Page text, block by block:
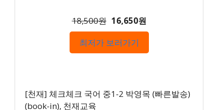
18,500원 16,650원
최저가 보러가기
[천재] 체크체크 국어 중1-2 박영목 (빠른발송)
(book-in), 천재교육